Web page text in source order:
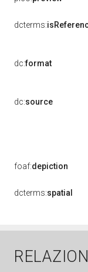
dcterms:
dc:format
dc:source
foaf:depiction
dcterms:spatial